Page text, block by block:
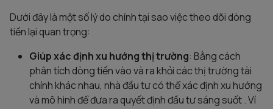
Dưới đây là một số lý do chính tại sao việc theo dõi dòng
tiền lại quan trọng:
Giúp xác định xu hướng thị trường: Bằng cách
phân tích dòng tiền vào và ra khỏi các thị trường tài
chính khác nhau, nhà đầu tư có thể xác định xu hướng
và mô hình để đưa ra quyết định đầu tư sáng suốt . Ví